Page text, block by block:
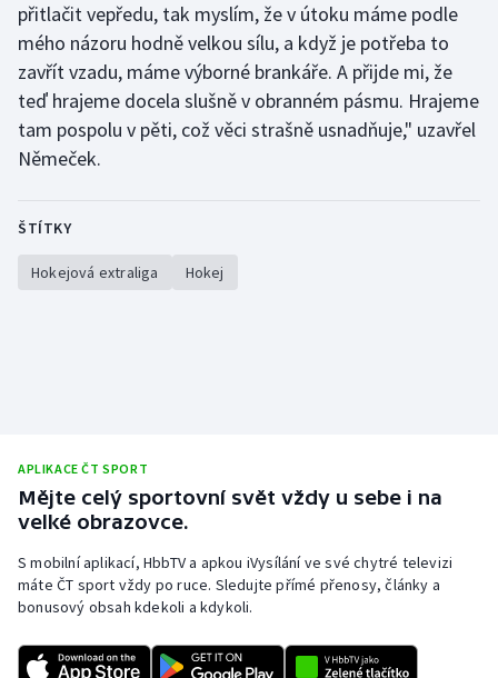
přitlačit vepředu, tak myslím, že v útoku máme podle
mého názoru hodně velkou sílu, a když je potřeba to
zavřít vzadu, máme výborné brankáře. A přijde mi, že
teď hrajeme docela slušně v obranném pásmu. Hrajeme
tam pospolu v pěti, což věci strašně usnadňuje," uzavřel
Němeček.
ŠTÍTKY
Hokejová extraliga Hokej
APLIKACE ČT SPORT
Mějte celý sportovní svět vždy u sebe i na
velké obrazovce.
S mobilní aplikací, HbbTV a apkou iVysílání ve své chytré televizi
máte ČT sport vždy po ruce. Sledujte přímé přenosy, články a
bonusový obsah kdekoli a kdykoli.